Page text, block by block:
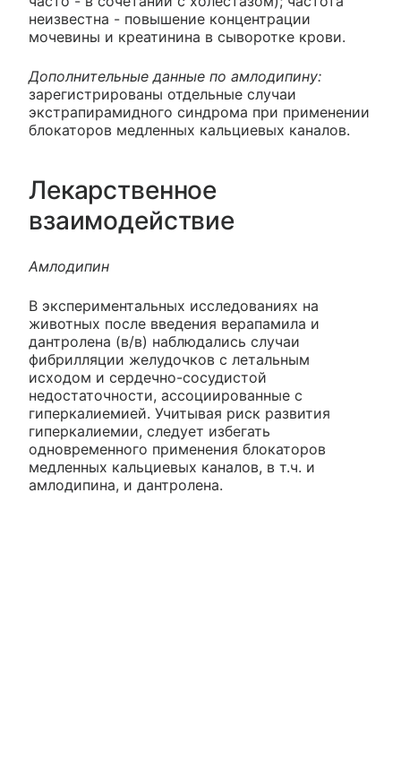
неизвестна - повышение концентрации
мочевины и креатинина в сыворотке крови.
Дополнительные данные по амлодипину:
зарегистрированы отдельные случаи
экстрапирамидного синдрома при применении
блокаторов медленных кальциевых каналов.
Лекарственное
взаимодействие
Амлодипин
В экспериментальных исследованиях на
животных после введения верапамила и
дантролена (в/в) наблюдались случаи
фибрилляции желудочков с летальным
исходом и сердечно-сосудистой
недостаточности, ассоциированные с
гиперкалиемией. Учитывая риск развития
гиперкалиемии, следует избегать
одновременного применения блокаторов
медленных кальциевых каналов, в т.ч. и
амлодипина, и дантролена.